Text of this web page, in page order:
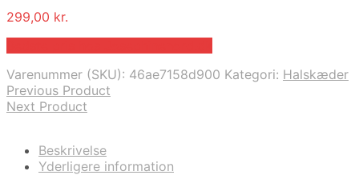
299,00 kr.
Varenummer (SKU): 46ae7158d900 Kategori: Halskæder
Previous Product
Next Product
Beskrivelse
Yderligere information